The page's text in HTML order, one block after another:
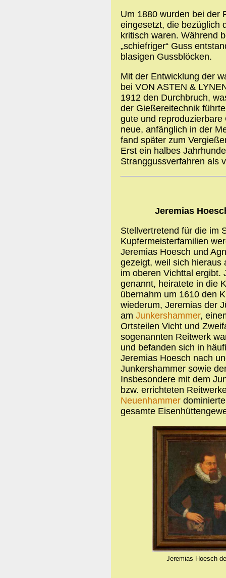
Um 1880 wurden bei der
eingesetzt, die bezüglich
kritisch waren. Während
„schiefriger“ Guss
blasigen Gussblöcken.
Mit der Entwicklung der
bei VON ASTEN &
1912 den Durchbruch,
der Gießereitechnik
gute und
neue, anfänglich in der
fand später zum
Erst ein halbes
Stranggussverfahren als
Jeremias
Stellvertretend für die im
Kupfermeisterfamilien
Jeremias Hoesch und
gezeigt, weil sich hieraus
im oberen Vichttal ergibt.
genannt, heiratete in die
übernahm um 1610 den
wiederum, Jeremias der
am Junkershammer,
Ortsteilen Vicht und
sogenannten Reitwerk
und befanden sich in
Jeremias Hoesch nach
Junkershammer sowie
Insbesondere mit dem
bzw. errichteten
Neuenhammer
gesamte
Jeremias Hoesch